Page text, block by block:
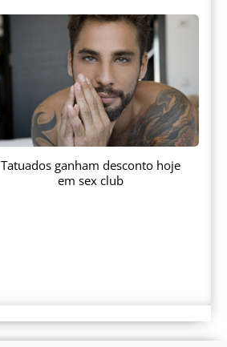
Tatuados ganham desconto hoje
em sex club